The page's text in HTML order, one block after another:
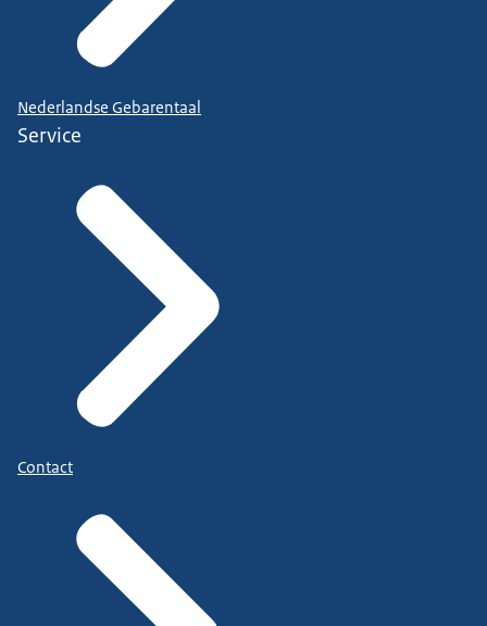
Nederlandse Gebarentaal
Service
Contact